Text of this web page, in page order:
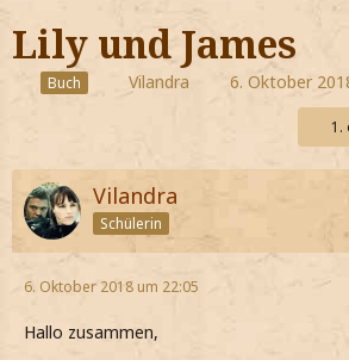
Hogwarts
Zauberwelt
Jetzt Fanclub-Mitglied
Lily und James
Buch Vilandra 6. Oktober
1.
Vilandra
Schülerin
6. Oktober 2018 um 22:05
Hallo zusammen,